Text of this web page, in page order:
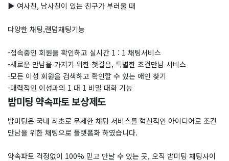
▶ 여사친, 남사친이 있는 친구가 부러울 때
다양한 채팅,랜덤채팅기능
-접속중인 회원을 확인하고 실시간 1 : 1 채팅서비스
-새로운 만남을 가지기 위한 첫걸음, 특별한 조건만남 서비스
-모든 이성 회원을 검색하고 확인할 수 있는 애인 찾기
-매력적인 이성과의 1 대 1 비밀 대화 기능
밤미팅 약속파토 보상제도
밤미팅은 국내 최초로 무제한 채팅 서비스를 혁신적인 아이디어로 조건
만남을 위한 채팅으로 플랫폼화 하였습니다.
약속파토 걱정없이 100% 믿고 만날 수 있는 곳, 오직 밤미팅 채팅사이